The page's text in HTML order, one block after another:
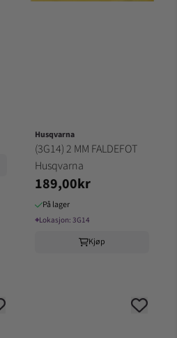
Husqvarna
(3G14) 2 MM FALDEFOT
Husqvarna
189,00kr
På lager
⌖Lokasjon: 3G14
Kjøp